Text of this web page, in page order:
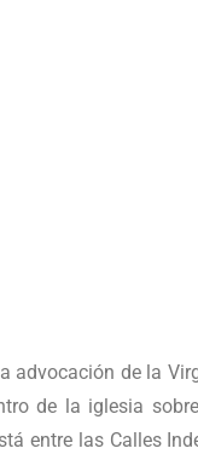
advocación de la
de la iglesia
entre las Calles